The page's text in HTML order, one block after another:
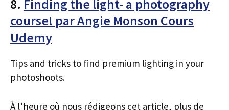
8. Finding the light- a photography
course! par Angie Monson Cours
Udemy
Tips and tricks to find premium lighting in your
photoshoots.
À l’heure où nous rédigeons cet article, plus de